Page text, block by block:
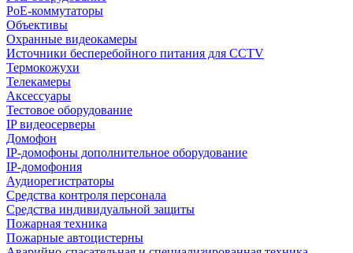
PoE-коммутаторы
Объективы
Охранные видеокамеры
Источники бесперебойного питания для CCTV
Термокожухи
Телекамеры
Аксессуары
Тестовое оборудование
IP видеосерверы
Домофон
IP-домофоны дополнительное оборудование
IP-домофония
Аудиорегистраторы
Средства контроля персонала
Средства индивидуальной защиты
Пожарная техника
Пожарные автоцистерны